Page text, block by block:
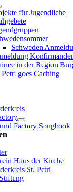
für Jugendliche
Schweden
in der Region
Petri goes Caching
Factory Songbook
Haus der Kirche
St. Petri